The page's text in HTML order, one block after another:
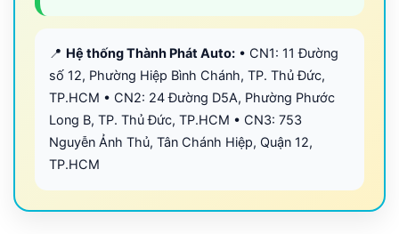
📍 Hệ thống Thành Phát Auto: • CN1: 11 Đường
số 12, Phường Hiệp Bình Chánh, TP. Thủ Đức,
TP.HCM • CN2: 24 Đường D5A, Phường Phước
Long B, TP. Thủ Đức, TP.HCM • CN3: 753
Nguyễn Ảnh Thủ, Tân Chánh Hiệp, Quận 12,
TP.HCM